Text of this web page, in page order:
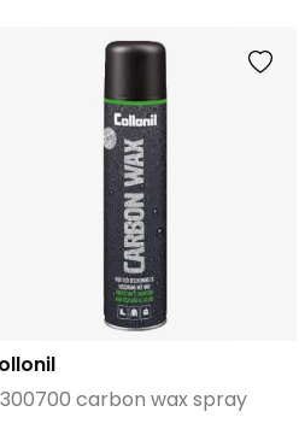
carbon wax spray